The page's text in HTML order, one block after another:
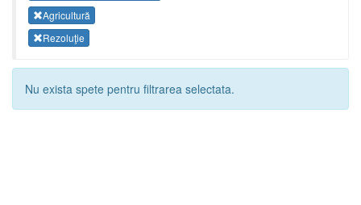
Agricultură
Rezoluţie
Nu exista spete pentru filtrarea selectata.